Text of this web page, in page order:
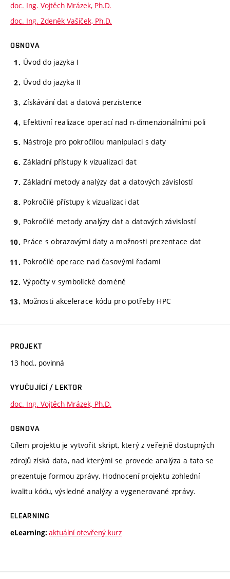
doc. Ing. Vojtěch Mrázek, Ph.D.
doc. Ing. Zdeněk Vašíček, Ph.D.
OSNOVA
Úvod do jazyka I
Úvod do jazyka II
Získávání dat a datová perzistence
Efektivní realizace operací nad n-dimenzionálními poli
Nástroje pro pokročilou manipulaci s daty
Základní přístupy k vizualizaci dat
Základní metody analýzy dat a datových závislostí
Pokročilé přístupy k vizualizaci dat
Pokročilé metody analýzy dat a datových závislostí
Práce s obrazovými daty a možnosti prezentace dat
Pokročilé operace nad časovými řadami
Výpočty v symbolické doméně
Možnosti akcelerace kódu pro potřeby HPC
PROJEKT
13 hod., povinná
VYUČUJÍCÍ / LEKTOR
doc. Ing. Vojtěch Mrázek, Ph.D.
OSNOVA
Cílem projektu je vytvořit skript, který z veřejně dostupných
zdrojů získá data, nad kterými se provede analýza a tato se
prezentuje formou zprávy. Hodnocení projektu zohlední
kvalitu kódu, výsledné analýzy a vygenerované zprávy.
ELEARNING
eLearning: aktuální otevřený kurz